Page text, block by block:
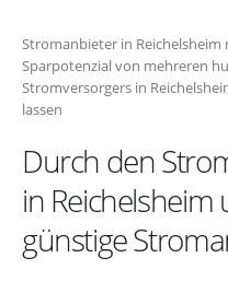
Stromanbieter in
Sparpotenzial von mehreren
Stromversorgers in
lassen
Durch den
in
günstige